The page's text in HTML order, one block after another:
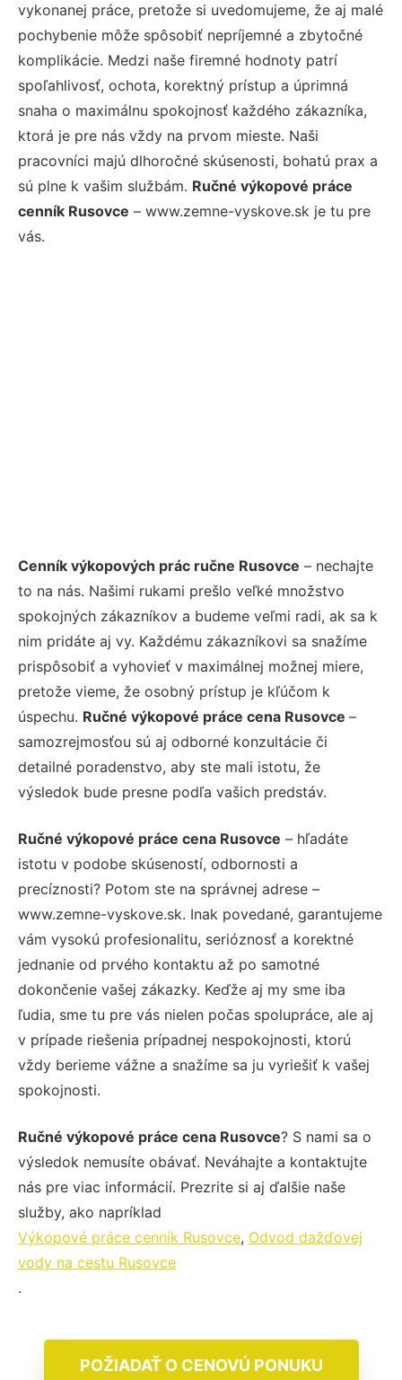
vykonanej práce, pretože si uvedomujeme, že aj malé
pochybenie môže spôsobiť nepríjemné a zbytočné
komplikácie. Medzi naše firemné hodnoty patrí
spoľahlivosť, ochota, korektný prístup a úprimná
snaha o maximálnu spokojnosť každého zákazníka,
ktorá je pre nás vždy na prvom mieste. Naši
pracovníci majú dlhoročné skúsenosti, bohatú prax a
sú plne k vašim službám. Ručné výkopové práce
cenník Rusovce – www.zemne-vyskove.sk je tu pre
vás.
Cenník výkopových prác ručne Rusovce – nechajte
to na nás. Našimi rukami prešlo veľké množstvo
spokojných zákazníkov a budeme veľmi radi, ak sa k
nim pridáte aj vy. Každému zákazníkovi sa snažíme
prispôsobiť a vyhovieť v maximálnej možnej miere,
pretože vieme, že osobný prístup je kľúčom k
úspechu. Ručné výkopové práce cena Rusovce –
samozrejmosťou sú aj odborné konzultácie či
detailné poradenstvo, aby ste mali istotu, že
výsledok bude presne podľa vašich predstáv.
Ručné výkopové práce cena Rusovce – hľadáte
istotu v podobe skúseností, odbornosti a
precíznosti? Potom ste na správnej adrese –
www.zemne-vyskove.sk. Inak povedané, garantujeme
vám vysokú profesionalitu, serióznosť a korektné
jednanie od prvého kontaktu až po samotné
dokončenie vašej zákazky. Keďže aj my sme iba
ľudia, sme tu pre vás nielen počas spolupráce, ale aj
v prípade riešenia prípadnej nespokojnosti, ktorú
vždy berieme vážne a snažíme sa ju vyriešiť k vašej
spokojnosti.
Ručné výkopové práce cena Rusovce? S nami sa o
výsledok nemusíte obávať. Neváhajte a kontaktujte
nás pre viac informácií. Prezrite si aj ďalšie naše
služby, ako napríklad
Výkopové práce cenník Rusovce, Odvod dažďovej
vody na cestu Rusovce
.
POŽIADAŤ O CENOVÚ PONUKU